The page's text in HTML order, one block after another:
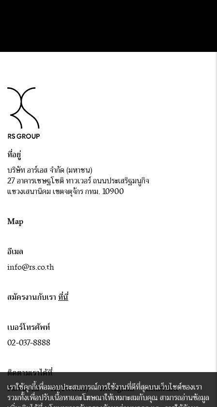
เราใช้คุกกี้เพื่อมอบประสบการณ์การใช้งานที่ดีที่สุดบนเว็บไซต์ของเรา
รวมทั้งเพื่อปรับเนื้อหาและโฆษณาให้เหมาะสมกับคุณ สามารถอ่านข้อมูล
ที่อยู่
บริษัท อาร์เอส จำกัด (มหาชน)
27 อาคารเชษฐโชติ ทาวเวอร์ ถนนประเสริฐมนูกิจ
แขวงเสนานิคม เขตจตุจักร กทม. 10900
Map
อีเมล
info@rs.co.th
สมัครงานกับเรา ที่นี่
เบอร์โทรศัพท์
02-037-8888
ติดตามเราได้ที่
Facebook X (Twitter) Instagram LinkedIn